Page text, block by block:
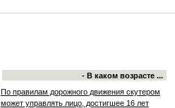
- В каком возрасте ...
По правилам дорожного движения скутером
может управлять лицо, достигшее 16 лет